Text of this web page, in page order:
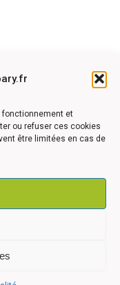
fonctionnement et
ou refuser ces cookies
être limitées en cas de
de l'Union